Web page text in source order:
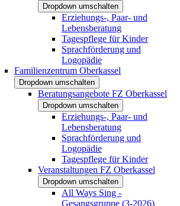
Dropdown umschalten
Erziehungs-, Paar- und
Lebensberatung
Tagespflege für Kinder
Sprachförderung und
Logopädie
Familienzentrum Oberkassel
Dropdown umschalten
Beratungsangebote FZ Oberkassel
Dropdown umschalten
Erziehungs-, Paar- und
Lebensberatung
Sprachförderung und
Logopädie
Tagespflege für Kinder
Veranstaltungen FZ Oberkassel
Dropdown umschalten
All Ways Sing -
Gesangsgruppe (3-2026)